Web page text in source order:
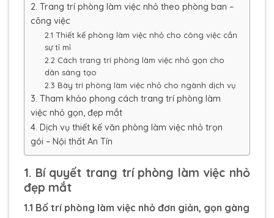
2. Trang trí phòng làm việc nhỏ theo phòng ban –
công việc
2.1 Thiết kế phòng làm việc nhỏ cho công việc cần
sự tỉ mỉ
2.2 Cách trang trí phòng làm việc nhỏ gọn cho
dân sáng tạo
2.3 Bày trí phòng làm việc nhỏ cho ngành dịch vụ
3. Tham khảo phong cách trang trí phòng làm
việc nhỏ gọn, đẹp mắt
4. Dịch vụ thiết kế văn phòng làm việc nhỏ trọn
gói – Nội thất An Tín
1. Bí quyết trang trí phòng làm việc nhỏ
đẹp mắt
1.1 Bố trí phòng làm việc nhỏ đơn giản, gọn gàng